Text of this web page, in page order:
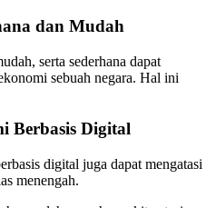
dan Mudah
serta sederhana dapat
sebuah negara. Hal ini
Berbasis Digital
digital juga dapat mengatasi
menengah.